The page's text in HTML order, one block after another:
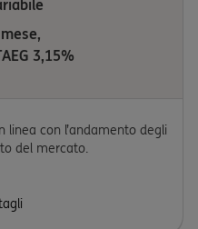
3,15%
con l’andamento degli
del mercato.